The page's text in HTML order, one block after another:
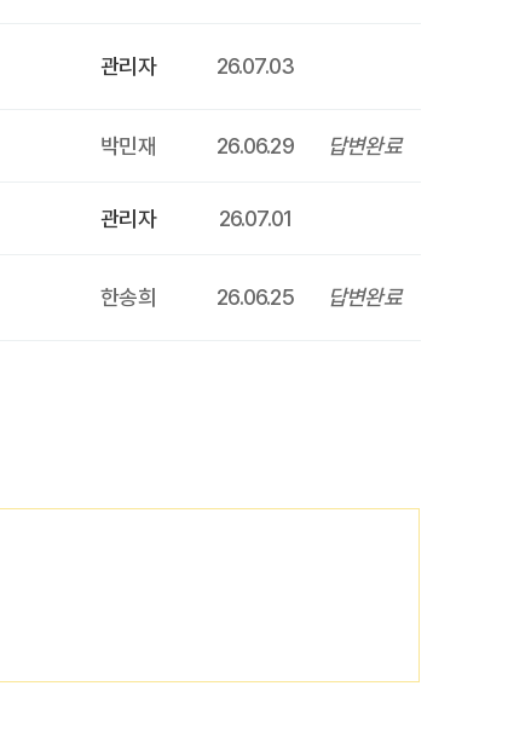
관리자 26.07.03
박민재 26.06.29 답변완료
관리자 26.07.01
한송희 26.06.25 답변완료